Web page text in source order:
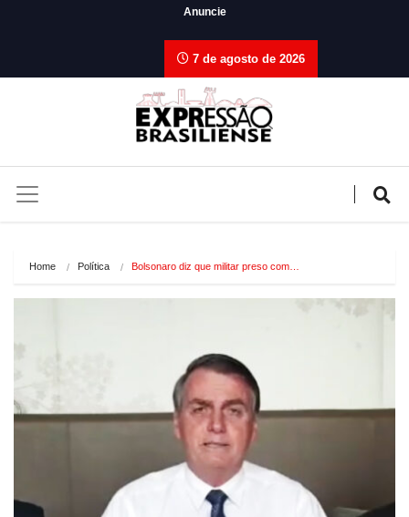
Anuncie
7 de agosto de 2026
Home Política Bolsonaro diz que militar preso com…